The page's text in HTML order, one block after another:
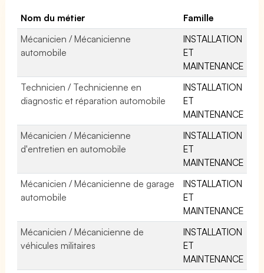
Nom du métier
Famille
Mécanicien / Mécanicienne
automobile
INSTALLATION
ET
MAINTENANCE
Technicien / Technicienne en
diagnostic et réparation automobile
INSTALLATION
ET
MAINTENANCE
Mécanicien / Mécanicienne
d'entretien en automobile
INSTALLATION
ET
MAINTENANCE
Mécanicien / Mécanicienne de garage
automobile
INSTALLATION
ET
MAINTENANCE
Mécanicien / Mécanicienne de
véhicules militaires
INSTALLATION
ET
MAINTENANCE